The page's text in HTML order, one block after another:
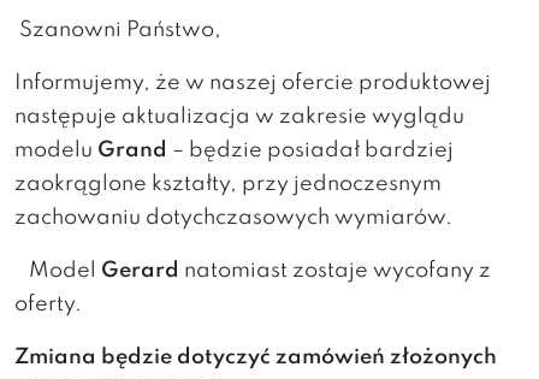
Szanowni Państwo,
Informujemy, że w naszej ofercie produktowej
następuje aktualizacja w zakresie wyglądu
modelu Grand – będzie posiadał bardziej
zaokrąglone kształty, przy jednoczesnym
zachowaniu dotychczasowych wymiarów.
Model Gerard natomiast zostaje wycofany z
oferty.
Zmiana będzie dotyczyć zamówień złożonych